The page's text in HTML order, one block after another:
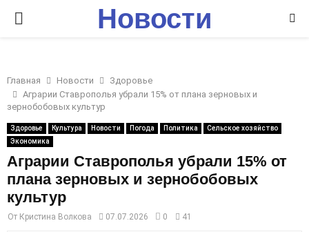
P
I
M
A
R
Новости
Главная Новости
Здоровье
Аграрии Ставрополья убрали 15% от плана зерновых и
зернобобовых культур
Здоровье Культура Новости Погода Политика
Сельское хозяйство
Экономика
Аграрии Ставрополья убрали 15% от
плана зерновых и зернобобовых
культур
От Кристина Волкова 07.07.2026 0 41